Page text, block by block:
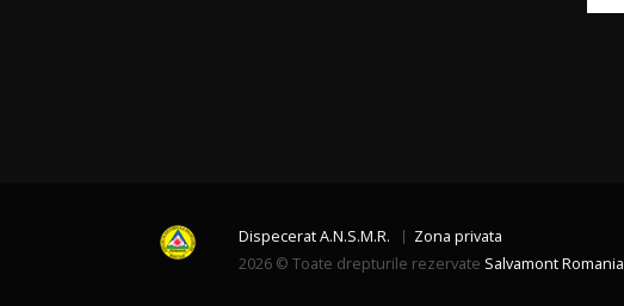
Dispecerat A.N.S.M.R.
Zona privata
2026 © Toate drepturile rezervate Salvamont Romania